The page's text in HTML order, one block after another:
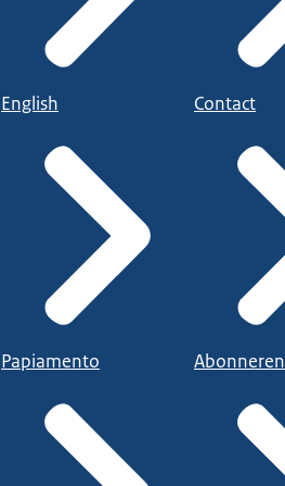
English
Papiamento
Contact
Abonneren